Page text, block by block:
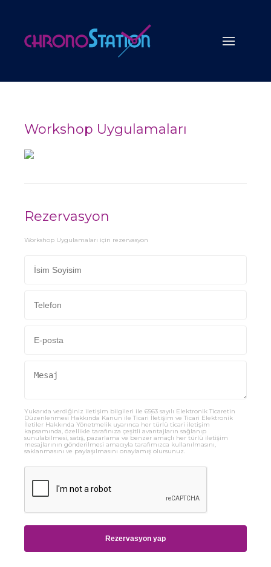
Workshop Uygulamaları
Rezervasyon
Workshop Uygulamaları için rezervasyon
Yukarıda verdiğiniz iletişim bilgileri ile 6563 sayılı Elektronik Ticaretin
Düzenlenmesi Hakkında Kanun ile Ticari İletişim ve Ticari Elektronik
İletiler Hakkında Yönetmelik uyarınca her türlü ticari iletişim
kapsamında, özellikle tarafınıza çeşitli avantajların sağlanıp
sunulabilmesi, satış, pazarlama ve benzer amaçlı her türlü iletişim
mesajlarının gönderilmesi amacıyla tarafımızca kullanılmasını,
saklanmasını ve paylaşılmasını onaylamış olursunuz.
Rezervasyon yap